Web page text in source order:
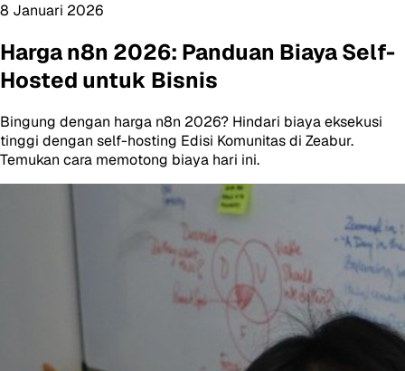
8 Januari 2026
Harga n8n 2026: Panduan Biaya Self-
Hosted untuk Bisnis
Bingung dengan harga n8n 2026? Hindari biaya eksekusi
tinggi dengan self-hosting Edisi Komunitas di Zeabur.
Temukan cara memotong biaya hari ini.